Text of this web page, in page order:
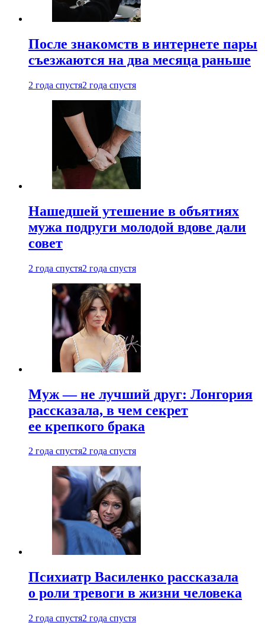
После знакомств в интернете пары
съезжаются на два месяца раньше
2 года спустя2 года спустя
Нашедшей утешение в объятиях
мужа подруги молодой вдове дали
совет
2 года спустя2 года спустя
Муж — не лучший друг: Лонгория
рассказала, в чем секрет
ее крепкого брака
2 года спустя2 года спустя
Психиатр Василенко рассказала
о роли тревоги в жизни человека
2 года спустя2 года спустя